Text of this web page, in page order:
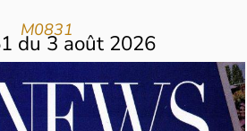
M0831
du3 août 2026